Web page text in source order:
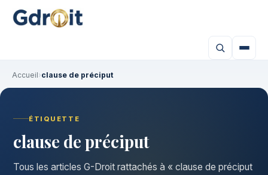
Accueil›clause de préciput
ÉTIQUETTE
clause de préciput
Tous les articles G-Droit rattachés à « clause de préciput